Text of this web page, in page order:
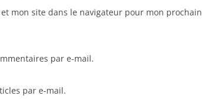
mon site dans le navigateur pour mon prochain
par e-mail.
par e-mail.